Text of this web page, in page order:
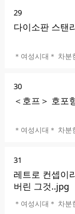
순
위
29
다이소판 스탠
카페명
＊여성시대＊ 차
순
위
30
＜호프＞ 호포
카페명
＊여성시대＊ 차
순
위
31
레트로 컨셉이
버린 그것..jpg
카페명
＊여성시대＊ 차